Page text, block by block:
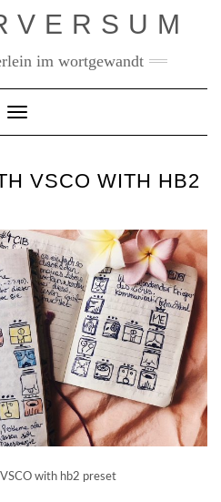
im wortgewandt
Toggle Navigation
VSCO WITH HB2
with hb2 preset